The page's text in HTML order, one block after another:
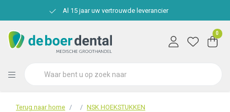
Al 15 jaar uw vertrouwde leverancier
0
Terug naar home
NSK HOEKSTUKKEN